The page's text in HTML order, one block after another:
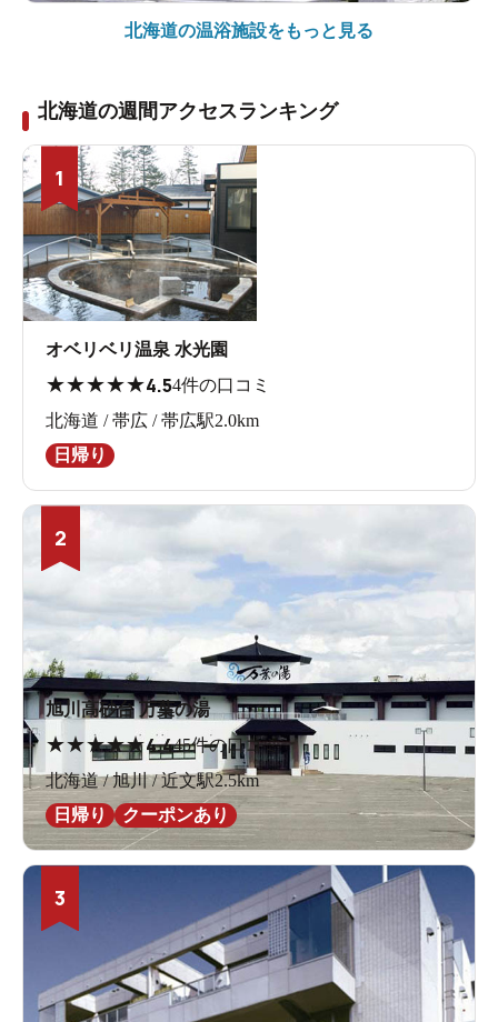
<br><br>
体に源泉ホースあてがって…
そうだ！
「もし、露天に入るんだったら、源泉（35℃）が出てる
ホースを体にあてがって入ってね。入るならね。」
源泉ホースだ！
北海道の温浴施設をもっと見る
北海道の週間アクセスランキング
1
オベリベリ温泉 水光園
★★★★★4.54件の口コミ
北海道 / 帯広 / 帯広駅2.0km
日帰り
2
旭川高砂台 万葉の湯
★★★★★4.445件の口コミ
北海道 / 旭川 / 近文駅2.5km
日帰り
クーポンあり
3